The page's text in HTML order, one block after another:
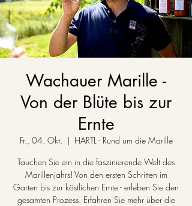
Wachauer Marille -
Von der Blüte bis zur
Ernte
Fr., 04. Okt.
  |
HARTL - Rund um die Marille
Tauchen Sie ein in die faszinierende Welt des
Marillenjahrs! Von den ersten Schritten im
Garten bis zur köstlichen Ernte - erleben Sie den
gesamten Prozess. Erfahren Sie mehr über die